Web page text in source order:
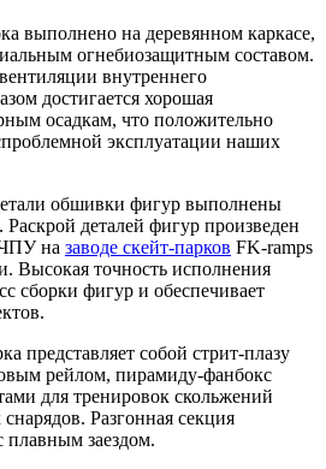
выполнено на деревянном каркасе,
огнебиозащитным составом.
внутреннего
достигается хорошая
осадкам, что положительно
эксплуатации наших
обшивки фигур выполнены
деталей фигур произведен
ЧПУ на заводе скейт-парков FK-ramps
Высокая точность исполнения
сборки фигур и обеспечивает
представляет собой стрит-плазу
рейлом, пирамиду-фанбокс
для тренировок скольжений
Разгонная секция
плавным заездом.